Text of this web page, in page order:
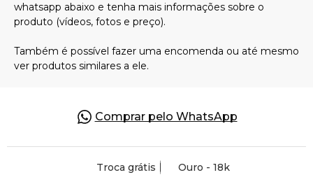
Comprar pelo WhatsApp
Troca grátis Ouro - 18k
Piercing
Pedras Preciosas
Presente